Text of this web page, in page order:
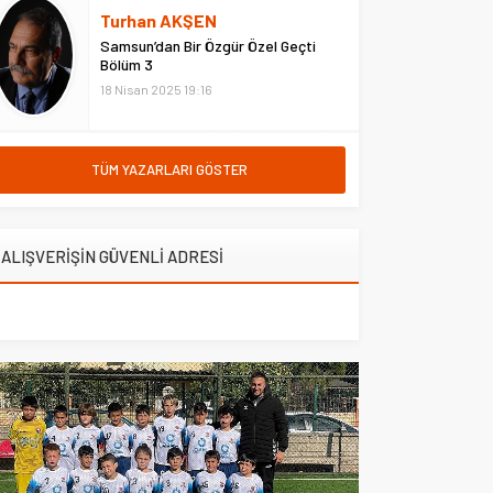
Adliyesi’nde çıkan yangına
müdahale eden Çarşı ve
Mahalle...
Turhan AKŞEN
Samsun’dan Bir Özgür Özel Geçti
Bölüm 3
18 Nisan 2025 19:16
TÜM YAZARLARI GÖSTER
ALIŞVERİŞİN GÜVENLİ ADRESİ